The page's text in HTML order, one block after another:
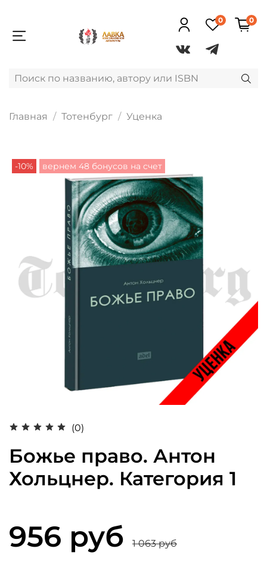
0 0
Главная Тотенбург Уценка
-10% вернем 48 бонусов на счет
(0)
Божье право. Антон
Хольцнер. Категория 1
956 руб 1 063 руб